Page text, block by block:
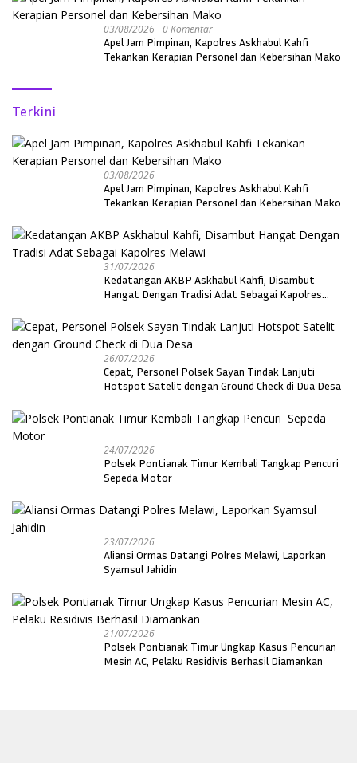
03/08/2026 0 Komentar
Apel Jam Pimpinan, Kapolres Askhabul Kahfi
Tekankan Kerapian Personel dan Kebersihan Mako
Terkini
03/08/2026
Apel Jam Pimpinan, Kapolres Askhabul Kahfi
Tekankan Kerapian Personel dan Kebersihan Mako
31/07/2026
Kedatangan AKBP Askhabul Kahfi, Disambut
Hangat Dengan Tradisi Adat Sebagai Kapolres
26/07/2026
Cepat, Personel Polsek Sayan Tindak Lanjuti
Hotspot Satelit dengan Ground Check di Dua Desa
24/07/2026
Polsek Pontianak Timur Kembali Tangkap Pencuri
Sepeda Motor
23/07/2026
Aliansi Ormas Datangi Polres Melawi, Laporkan
Syamsul Jahidin
21/07/2026
Polsek Pontianak Timur Ungkap Kasus Pencurian
Mesin AC, Pelaku Residivis Berhasil Diamankan